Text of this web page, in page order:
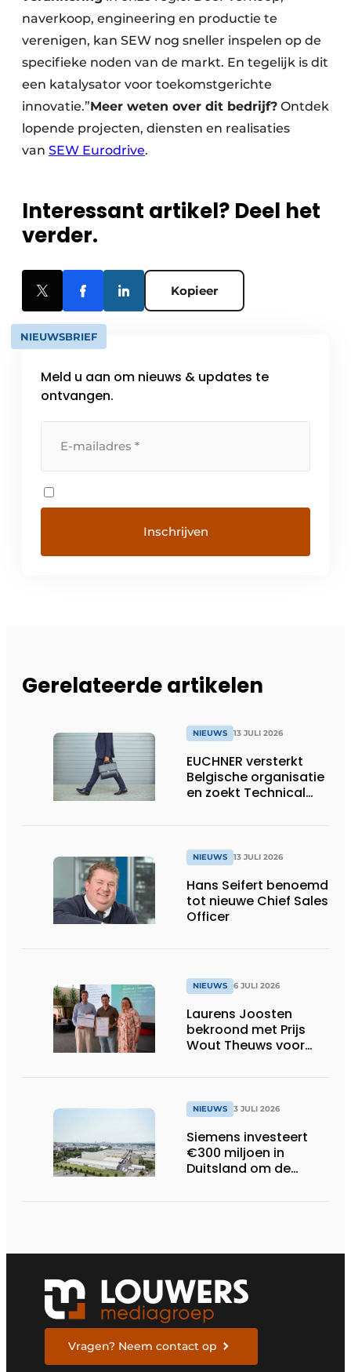
naverkoop, engineering en productie te
verenigen, kan SEW nog sneller inspelen op de
specifieke noden van de markt. En tegelijk is dit
een katalysator voor toekomstgerichte
innovatie.”Meer weten over dit bedrijf? Ontdek
lopende projecten, diensten en realisaties
van SEW Eurodrive.
Interessant artikel? Deel het
verder.
Kopieer
NIEUWSBRIEF
Meld u aan om nieuws & updates te
ontvangen.
Gerelateerde artikelen
NIEUWS 13 JULI 2026
EUCHNER versterkt
Belgische organisatie
en zoekt Technical
NIEUWS 13 JULI 2026
Hans Seifert benoemd
tot nieuwe Chief Sales
Officer
NIEUWS 6 JULI 2026
Laurens Joosten
bekroond met Prijs
Wout Theuws voor
NIEUWS 3 JULI 2026
Siemens investeert
€300 miljoen in
Duitsland om de
Vragen? Neem contact op